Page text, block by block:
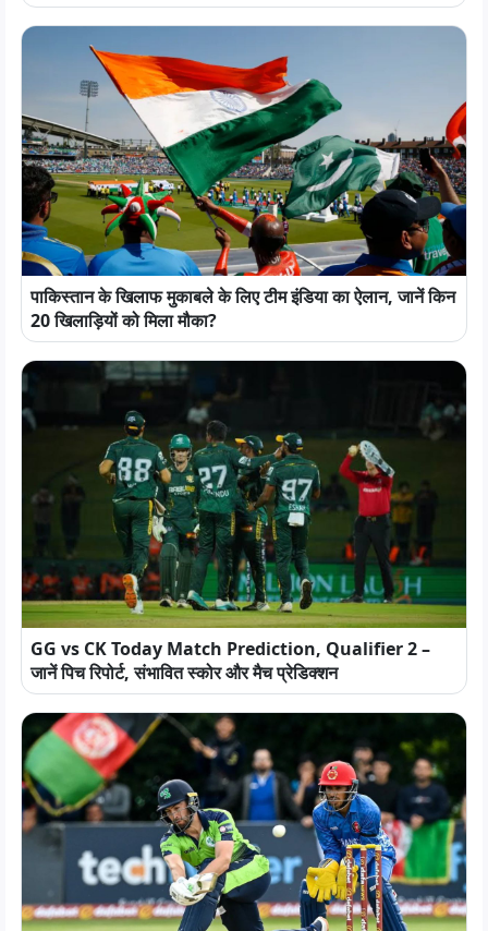
पाकिस्तान के खिलाफ मुकाबले के लिए टीम इंडिया का ऐलान, जानें किन
20 खिलाड़ियों को मिला मौका?
GG vs CK Today Match Prediction, Qualifier 2 –
जानें पिच रिपोर्ट, संभावित स्कोर और मैच प्रेडिक्शन